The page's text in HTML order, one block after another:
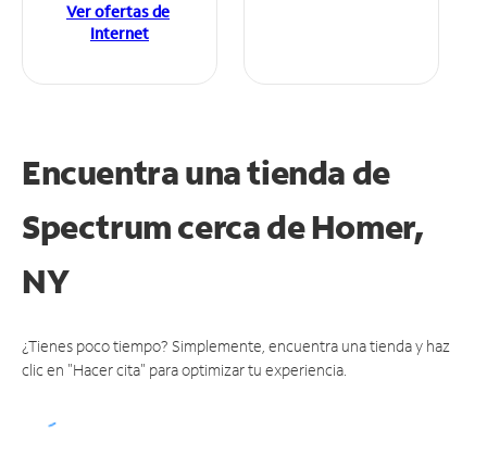
Ver ofertas de
Internet
Encuentra una tienda de
Spectrumcerca de Homer,
NY
¿Tienes poco tiempo? Simplemente, encuentra una tienda y haz
clic en "Hacer cita" para optimizar tu experiencia.